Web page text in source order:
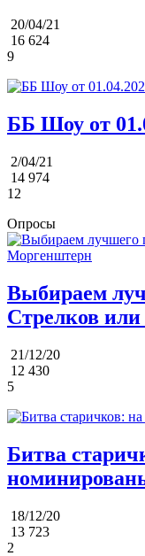
20/04/21
16 624
9
ББ Шоу от
2/04/21
14 974
12
Опросы
Выбираем
Стрелков
21/12/20
12 430
5
Битва
18/12/20
13 723
2